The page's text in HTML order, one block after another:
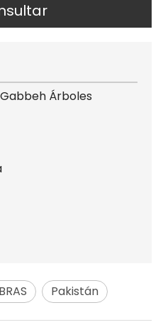
Árboles
Pakistán